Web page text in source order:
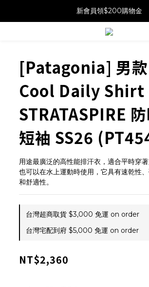
新會員領$200購物金
[Patagonia] 男
Cool Daily Shirt
STRATASPIRE
短袖 SS26
用途最廣泛的高性能排汗衣，適合平時穿著
也可以在水上運動時使用，它具有速乾性
和舒適性。
台灣超商取貨 $3,000 免運 on order
台灣宅配到府 $5,000 免運 on order
NT$2,360